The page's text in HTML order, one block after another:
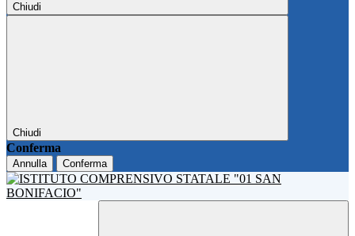
Chiudi
Chiudi
Conferma
Annulla Conferma